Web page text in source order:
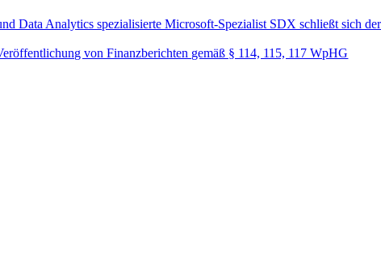
Data Analytics spezialisierte Microsoft-Spezialist SDX schließt sich
von Finanzberichten gemäß § 114, 115, 117 WpHG